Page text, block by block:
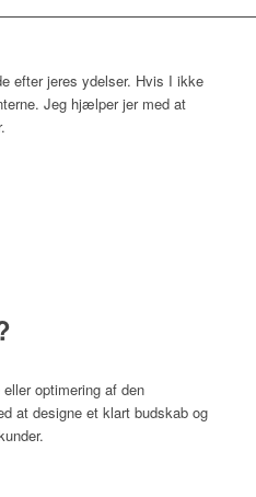
efter jeres ydelser. Hvis I ikke
Jeg hjælper jer med at
optimering af den
at designe et klart budskab og